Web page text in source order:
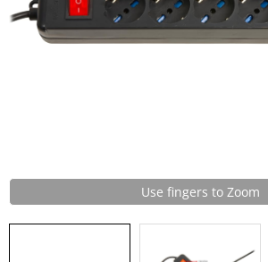
Use fingers to Zoom